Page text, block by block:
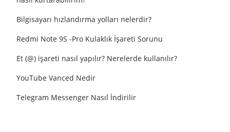
Bilgisayarı hızlandırma yolları nelerdir?
Redmi Note 9S -Pro Kulaklık İşareti Sorunu
Et (@) işareti nasıl yapılır? Nerelerde kullanılır?
YouTube Vanced Nedir
Telegram Messenger Nasıl İndirilir